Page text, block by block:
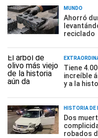
MUNDO
Ahorró
reciclado
Tiene
increíble
y a la
HISTORIA DE
Dos
robados